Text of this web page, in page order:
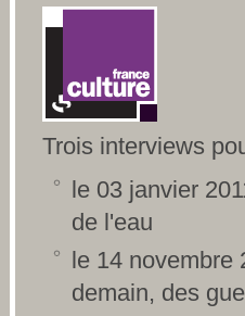
Trois interviews
le 03 janvier
de l'eau
le 14 novembre
demain, des